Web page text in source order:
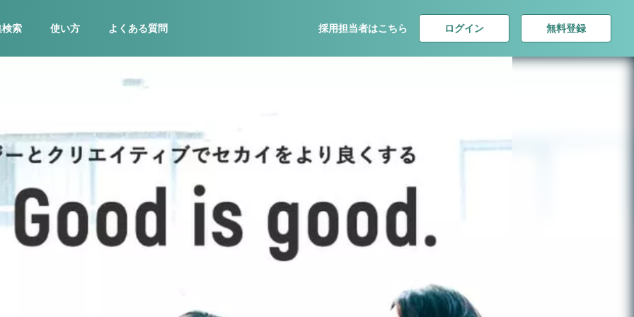
検索 使い方 よくある質問 採用担当者はこちら ログイン 無料登録